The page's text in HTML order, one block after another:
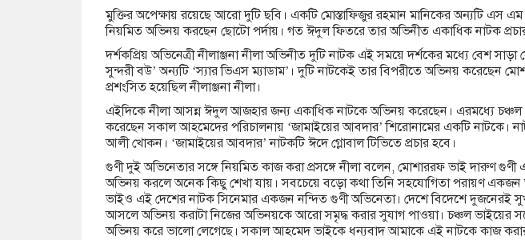
মুক্তির অপেক্ষায় রয়েছে আরো দুটি ছবি। একটি মোস্তাফিজুর রহমান মানিকের অন্যটি এস এম
নিয়মিত অভিনয় করছেন ছোটো পর্দায়। গত ঈদুল ফিতরে তার অভিনীত একাধিক নাটক
দর্শকপ্রিয় অভিনেত্রী নীলাঞ্জনা নীলা অভিনীত দুটি নাটক এই সময়ে দর্শকের মধ্যে বেশ
সুন্দরী বউ’ অন্যটি ‘স্যার ভিএস ম্যাডাম’। দুটি নাটকেই তার বিপরীতে অভিনয় করেছেন
প্রশংসিত হয়েছিল নীলাঞ্জনা নীলা।
এইদিকে নীলা আসন্ন ঈদুল আজহার জন্য একাধিক নাটকে অভিনয় করেছেন। এরমধ্যে চঞ্চল
করেছেন সকাল আহমেদের পরিচালনায় ‘জামাইয়ের আবদার’ শিরোনামের একটি নাটকে।
আলী খোকন। ‘জামাইয়ের আবদার’ নাটকটি ঈদে গ্লোবাল টিভিতে প্রচার হবে।
গুণী দুই অভিনেতার সঙ্গে নিয়মিত কাজ করা প্রসঙ্গে নীলা বলেন, মোশাররফ ভাই দারুণ
অভিনয় করলে অনেক কিছু শেখা যায়। সবচেয়ে বড়ো কথা তিনি সহযোগিতা পরায়ণ একজন
ভাইও এই দেশের নাটক সিনেমার একজন নন্দিত গুণী অভিনেতা। দেশে বিদেশে দুজনেরই
আসলে অভিনয় করাটা নিজের অভিনয়কে আরো সমৃদ্ধ করার সুযাগ পাওয়া। চঞ্চল ভাইয়ের
অভিনয় করে ভালো লেগেছে। সকাল আহমেদ ভাইকে ধন্যবাদ আমাকে এই নাটকে কাজ